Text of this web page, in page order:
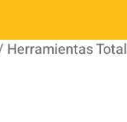
Herramientas Total